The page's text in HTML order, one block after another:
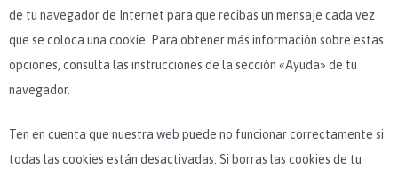
de tu navegador de Internet para que recibas un mensaje cada vez
que se coloca una cookie. Para obtener más información sobre estas
opciones, consulta las instrucciones de la sección «Ayuda» de tu
navegador.
Ten en cuenta que nuestra web puede no funcionar correctamente si
todas las cookies están desactivadas. Si borras las cookies de tu